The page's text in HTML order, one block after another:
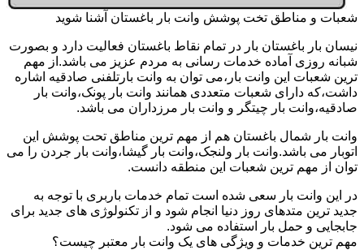
شعبات و مناطق تخت پوشش وانت بار باغستان آشنا شوید
نیسان بار باغستان بار در تمام نقاط باغستان فعالیت دارد و بصورت
شبانه روزی آماده خدمات رسانی به مردم عزیز می باشد.از مهم
ترین شعبات این وانت بار،می توان به وانت بارتلفنی صادقیه اشاره
داشت،که دارای شعبات متعددی همانند وانت بار پونک،وانت بار
صادقیه،وانت بار چیتگر و وانت بار مرزداران می باشد.
وانت بار شمال باغستان هم از مهم ترین مناطق تحت پوشش این
اتوبار می باشد.وانت بار ولنجک،وانت بار گیشا،وانت بار جردن را می
توان از مهم ترین شعبات این منطقه دانست.
در این وانت بار سعی شده است تمام خدمات باربری با توجه به
جدید ترین متدهای روز دنیا انجام شود و از تکنولوژی های جدید برای
جابجایی و حمل بار استفاده می شود.
مهم ترین خدمات و ویژگی های یک وانت بار معتبر چیست؟